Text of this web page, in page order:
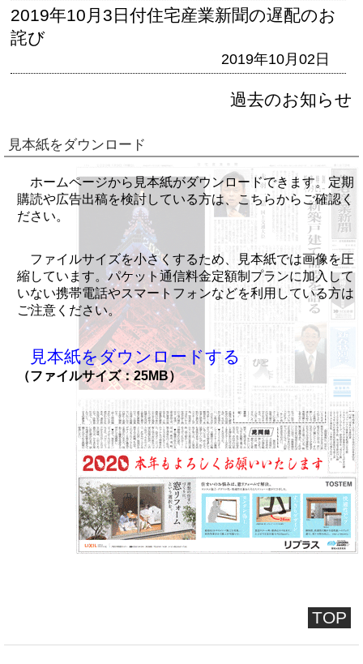
2019年10月3日付住宅産業新聞の遅配のお
詫び
2019年10月02日
過去のお知らせ
見本紙をダウンロード
ホームページから見本紙がダウンロードできます。定期
購読や広告出稿を検討している方は、こちらからご確認く
ださい。
ファイルサイズを小さくするため、見本紙では画像を圧
縮しています。パケット通信料金定額制プランに加入して
いない携帯電話やスマートフォンなどを利用している方は
ご注意ください。
見本紙をダウンロードする
（ファイルサイズ：25MB）
TOP